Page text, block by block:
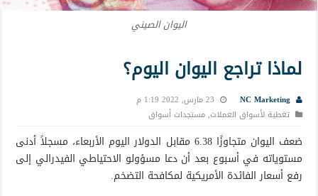
اليوان الصيني
لماذا تراجع اليوان اليوم؟
NC Marketing
23 مارس, 2022 1:19 م
تغطية لأسواق العملات,مستجدات أسواق
ضعف اليوان متجاوزًا 6.38 مقابل الدولار اليوم الأربعاء، مسجلاً أدنى
مستوياته في أسبوع بعد أن دعا مسؤولو الاحتياطي الفيدرالي إلى
رفع أسعار الفائدة الأمريكية لمكافحة التضخم.